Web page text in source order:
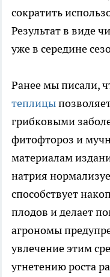
сократить
Результат в виде
уже в середине
Ранее мы писали,
теплицы
грибковыми
фитофтороз и
материалам
натрия
способствует
плодов и делает
агрономы
увлечение этим
угнетению роста